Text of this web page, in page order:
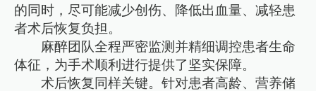
的同时，尽可能减少创伤、降低出血量、减轻患
者术后恢复负担。
麻醉团队全程严密监测并精细调控患者生命
体征，为手术顺利进行提供了坚实保障。
术后恢复同样关键。针对患者高龄、营养储